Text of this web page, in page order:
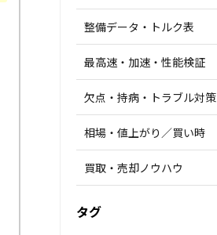
整備データ・トルク表
最高速・加速・性能検証
欠点・持病・トラブル対策
相場・値上がり／買い時
買取・売却ノウハウ
タグ